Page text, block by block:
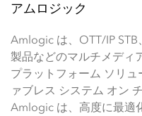
アムロジック
Amlogic は、OTT/IP
製品などのマルチメディ
プラットフォーム ソリ
ァブレス システム オン
Amlogic は、高度に最適